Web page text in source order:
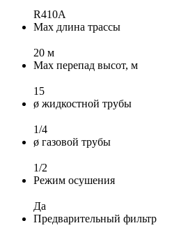
R410A
Max длина трассы
20 м
Max перепад высот, м
15
ø жидкостной трубы
1/4
ø газовой трубы
1/2
Режим осушения
Да
Предварительный фильтр